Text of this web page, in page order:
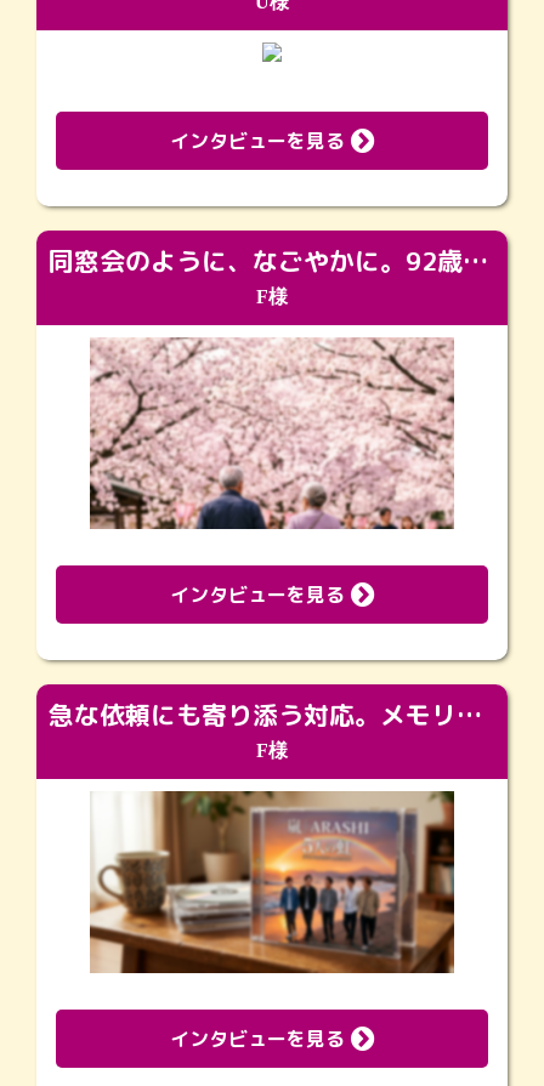
インタビューを見る
同窓会のように、なごやかに。92歳の旅立ちを彩った、再会と感謝の場
F様
インタビューを見る
急な依頼にも寄り添う対応。メモリアルコーナーで振り返る大切な日々
F様
インタビューを見る